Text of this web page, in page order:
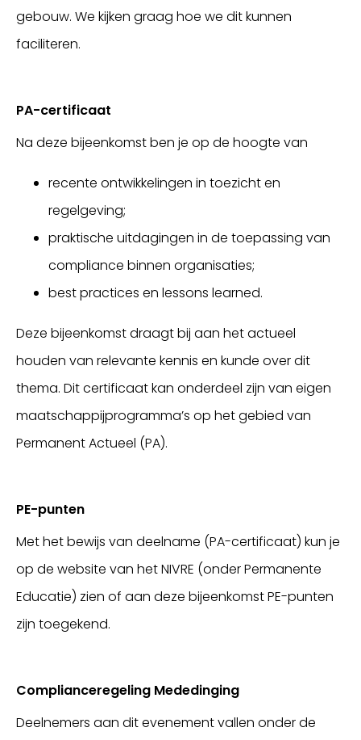
gebouw. We kijken graag hoe we dit kunnen
faciliteren.
PA-certificaat
Na deze bijeenkomst ben je op de hoogte van
recente ontwikkelingen in toezicht en
regelgeving;
praktische uitdagingen in de toepassing van
compliance binnen organisaties;
best practices en lessons learned.
Deze bijeenkomst draagt bij aan het actueel
houden van relevante kennis en kunde over dit
thema. Dit certificaat kan onderdeel zijn van eigen
maatschappijprogramma’s op het gebied van
Permanent Actueel (PA).
PE-punten
Met het bewijs van deelname (PA-certificaat) kun je
op de website van het NIVRE (onder Permanente
Educatie) zien of aan deze bijeenkomst PE-punten
zijn toegekend.
Complianceregeling Mededinging
Deelnemers aan dit evenement vallen onder de